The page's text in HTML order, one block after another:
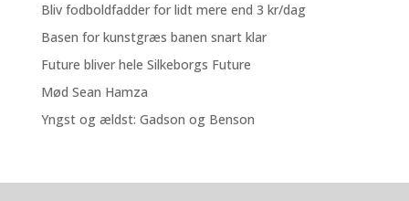
Bliv fodboldfadder for lidt mere end 3 kr/dag
Basen for kunstgræs banen snart klar
Future bliver hele Silkeborgs Future
Mød Sean Hamza
Yngst og ældst: Gadson og Benson